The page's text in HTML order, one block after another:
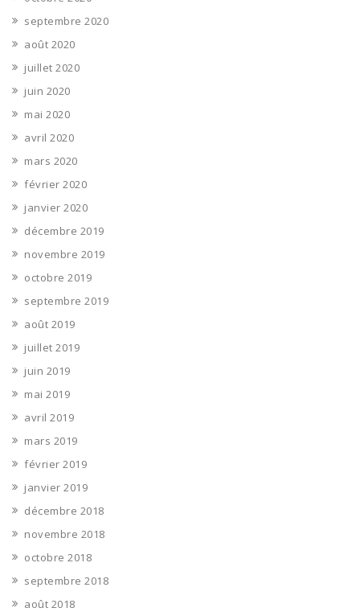
septembre 2020
août 2020
juillet 2020
juin 2020
mai 2020
avril 2020
mars 2020
février 2020
janvier 2020
décembre 2019
novembre 2019
octobre 2019
septembre 2019
août 2019
juillet 2019
juin 2019
mai 2019
avril 2019
mars 2019
février 2019
janvier 2019
décembre 2018
novembre 2018
octobre 2018
septembre 2018
août 2018